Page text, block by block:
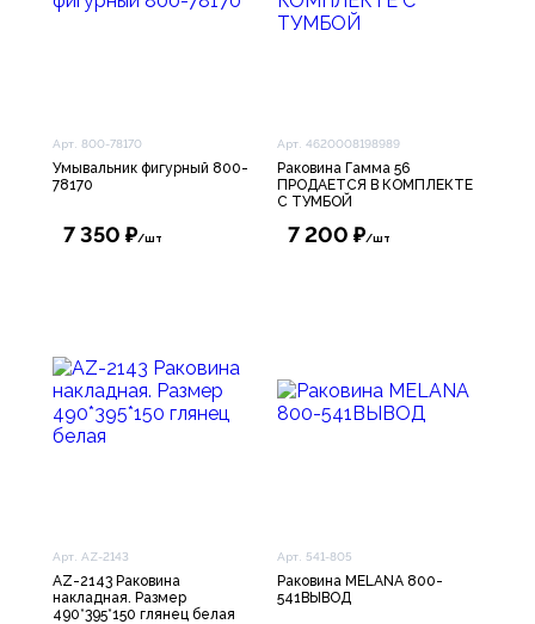
Арт. 800-78170
Умывальник фигурный 800-
78170
7 350 ₽/шт
Арт. 4620008198989
Раковина Гамма 56
ПРОДАЕТСЯ В КОМПЛЕКТЕ
С ТУМБОЙ
7 200 ₽/шт
Арт. AZ-2143
AZ-2143 Раковина
накладная. Размер
490*395*150 глянец белая
Арт. 541-805
Раковина MELANA 800-
541ВЫВОД